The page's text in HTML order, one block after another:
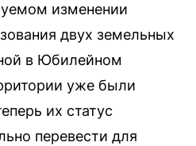
изменении
двух земельных
в Юбилейном
уже были
их статус
перевести для